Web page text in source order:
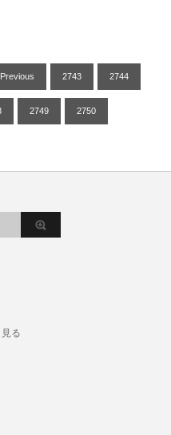
Previous 2743 2744
2749 2750
る